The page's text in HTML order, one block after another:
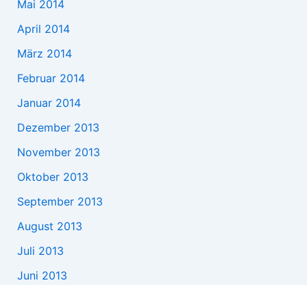
Mai 2014
April 2014
März 2014
Februar 2014
Januar 2014
Dezember 2013
November 2013
Oktober 2013
September 2013
August 2013
Juli 2013
Juni 2013